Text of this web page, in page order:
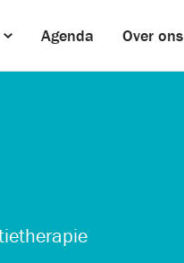
Agenda Over ons